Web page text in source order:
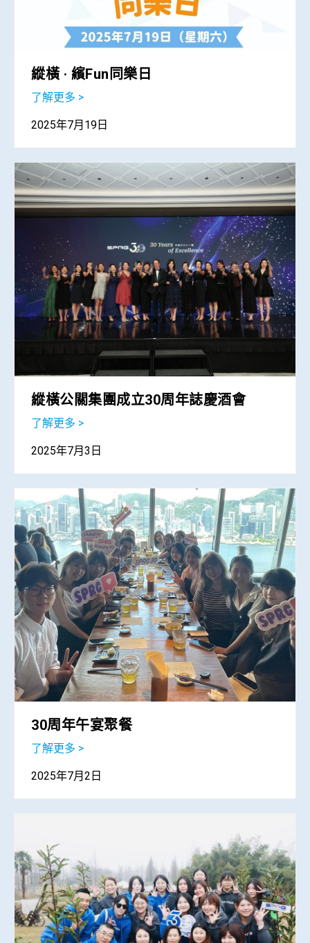
縱橫 · 繽Fun同樂日
了解更多 >
2025年7月19日
縱橫公關集團成立30周年誌慶酒會
了解更多 >
2025年7月3日
30周年午宴聚餐
了解更多 >
2025年7月2日